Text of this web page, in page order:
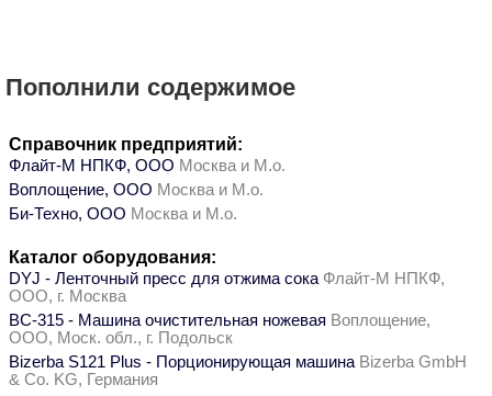
Пополнили содержимое
Справочник предприятий:
Флайт-М НПКФ, ООО Москва и М.о.
Воплощение, ООО Москва и М.о.
Би-Техно, ООО Москва и М.о.
Каталог оборудования:
DYJ - Ленточный пресс для отжима сока Флайт-М НПКФ,
ООО, г. Москва
ВС-315 - Машина очистительная ножевая Воплощение,
ООО, Моск. обл., г. Подольск
Bizerba S121 Plus - Порционирующая машина Bizerba GmbH
& Co. KG, Германия